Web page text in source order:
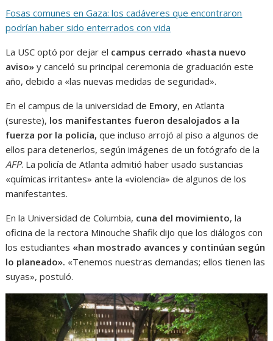
Fosas comunes en Gaza: los cadáveres que encontraron
podrían haber sido enterrados con vida
La USC optó por dejar el campus cerrado «hasta nuevo
aviso»y canceló su principal ceremonia de graduación este
año, debido a «las nuevas medidas de seguridad».
En el campus de la universidad de Emory, en Atlanta
(sureste), los manifestantes fueron desalojados a la
fuerza por la policía,que incluso arrojó al piso a algunos de
ellos para detenerlos, según imágenes de un fotógrafo de la
AFP. La policía de Atlanta admitió haber usado sustancias
«químicas irritantes» ante la «violencia» de algunos de los
manifestantes.
En la Universidad de Columbia, cuna del movimiento, la
oficina de la rectora Minouche Shafik dijo que los diálogos con
los estudiantes «han mostrado avances y continúan según
lo planeado». «Tenemos nuestras demandas; ellos tienen las
suyas», postuló.